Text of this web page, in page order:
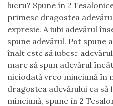
lucru? Spune în 2
primesc dragostea adevă
expresie. A iubi adevărul î
spune adevărul. Pot spune
înalt este să iubesc adevă
mare să spun adevărul încât
niciodată vreo minciună în
dragostea adevărului ca să
minciună, spune în 2